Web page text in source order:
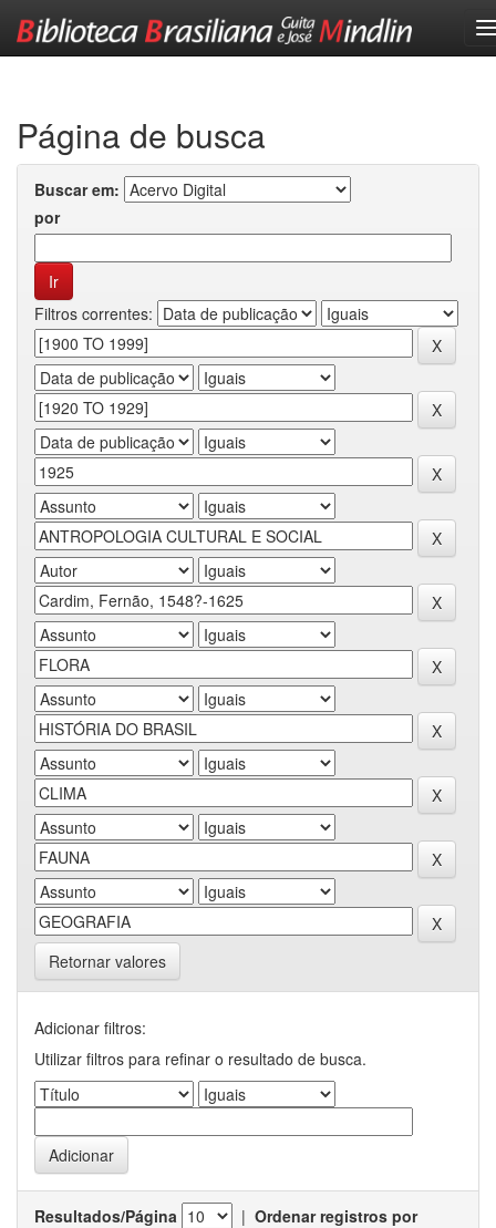
Página de busca
Buscar em:
por
Filtros correntes:
Retornar valores
Adicionar filtros:
Utilizar filtros para refinar o resultado de busca.
Resultados/Página | Ordenar registros por